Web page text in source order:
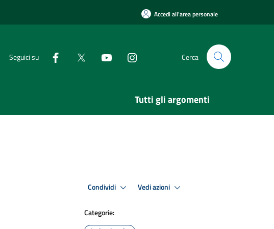
Accedi all'area personale
Seguici su Cerca
Tutti gli argomenti
Condividi Vedi azioni
Categorie: